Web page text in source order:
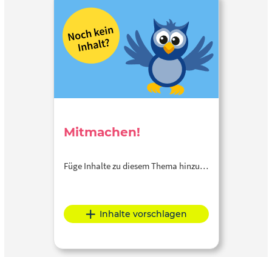
Mitmachen!
Füge Inhalte zu diesem Thema hinzu…
Inhalte vorschlagen